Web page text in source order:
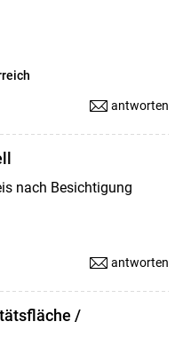
antworten
nach Besichtigung
antworten
/